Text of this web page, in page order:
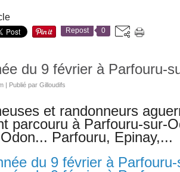
Repost 0
du 9 février à Parfouru-
| Publié par Gilloudifs
et randonneurs
parcouru à Parfouru-sur-
Parfouru, Epinay,...